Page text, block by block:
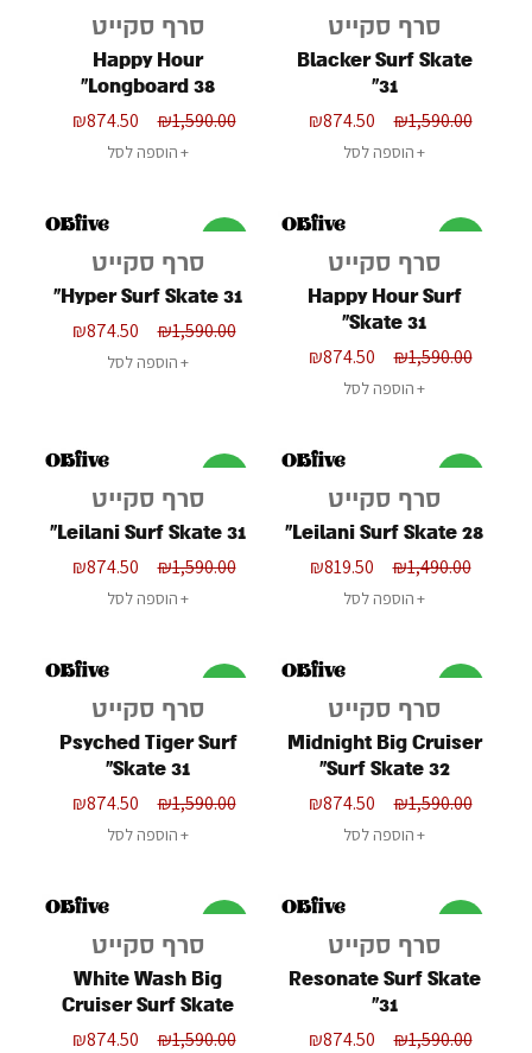
סרף סקייט
Blacker Surf Skate
31"
₪1,590.00
₪874.50
הוספה לסל
סרף סקייט
Happy Hour
Longboard 38"
₪1,590.00
₪874.50
הוספה לסל
סרף סקייט
Happy Hour Surf
Skate 31"
₪1,590.00
₪874.50
הוספה לסל
סרף סקייט
Hyper Surf Skate 31"
₪1,590.00
₪874.50
הוספה לסל
סרף סקייט
Leilani Surf Skate 28"
₪1,490.00
₪819.50
הוספה לסל
סרף סקייט
Leilani Surf Skate 31"
₪1,590.00
₪874.50
הוספה לסל
סרף סקייט
Midnight Big Cruiser
Surf Skate 32"
₪1,590.00
₪874.50
הוספה לסל
סרף סקייט
Psyched Tiger Surf
Skate 31"
₪1,590.00
₪874.50
הוספה לסל
סרף סקייט
Resonate Surf Skate
31"
₪1,590.00
₪874.50
סרף סקייט
White Wash Big
Cruiser Surf Skate
32"₪1,590.00
₪874.50